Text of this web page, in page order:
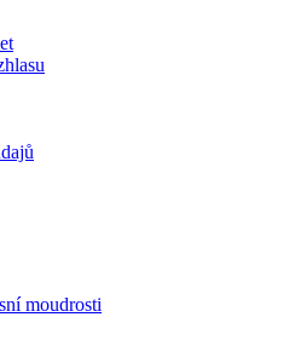
moudrosti